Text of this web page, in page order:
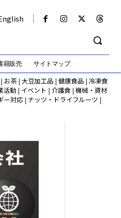
籍販売 サイトマップ
| お茶 | 大豆加工品 | 健康食品 | 冷凍食
活動 | イベント | 介護食 | 機械・資材
ー対応 | ナッツ・ドライフルーツ |